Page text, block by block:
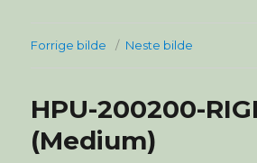
Forrige bilde Neste bilde
HPU-200200-
(Medium)